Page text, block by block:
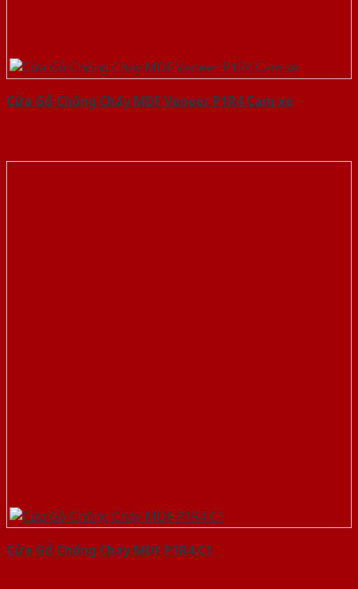
Cửa Gỗ Chống Cháy MDF Veneer P1R4 Cam xe
Cửa Gỗ Chống Cháy MDF P1R4 C1